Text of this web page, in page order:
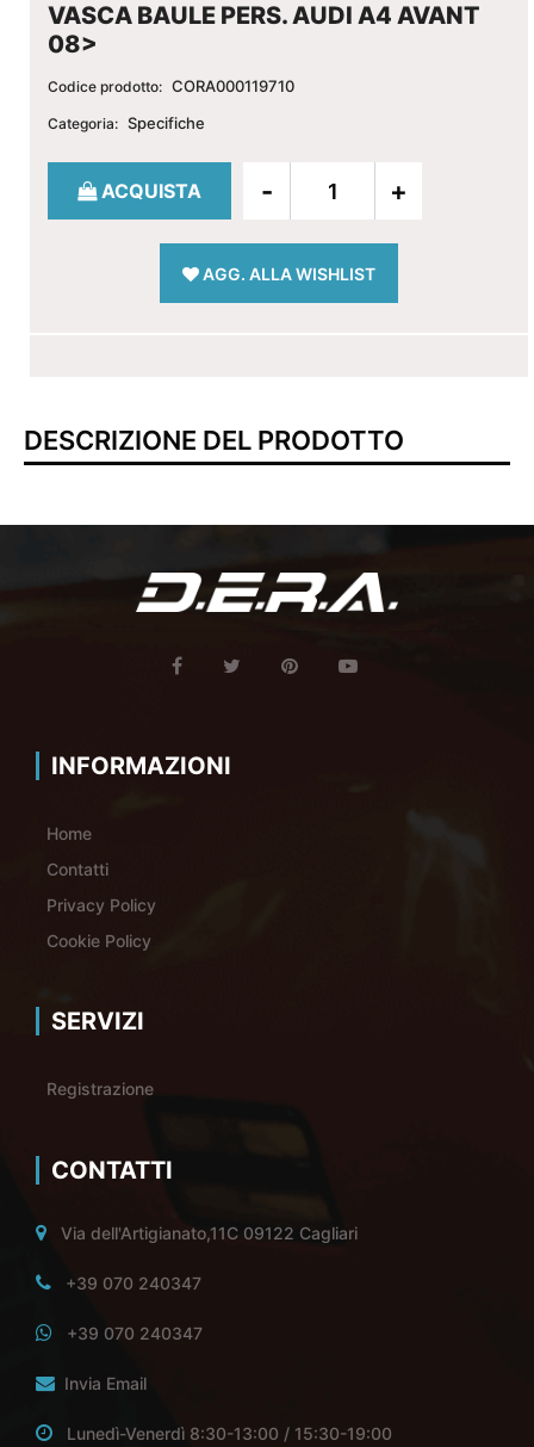
VASCA BAULE PERS. AUDI A4 AVANT
08>
Codice prodotto: CORA000119710
Categoria: Specifiche
Quantità
ACQUISTA
AGG. ALLA WISHLIST
DESCRIZIONE DEL PRODOTTO
INFORMAZIONI
Home
Contatti
Privacy Policy
Cookie Policy
SERVIZI
Registrazione
CONTATTI
Via dell'Artigianato,11C 09122 Cagliari
+39 070 240347
+39 070 240347
Invia Email
Lunedì-Venerdì 8:30-13:00 / 15:30-19:00